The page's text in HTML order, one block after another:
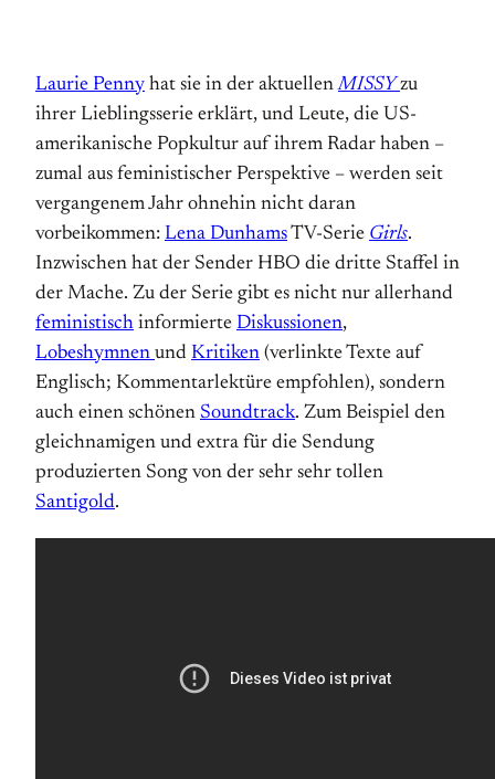
Laurie Penny hat sie in der aktuellenMISSY zu
ihrer Lieblingsserie erklärt, und Leute, die US-
amerikanische Popkultur auf ihrem Radar haben –
zumal aus feministischer Perspektive – werden seit
vergangenem Jahr ohnehin nicht daran
vorbeikommen: Lena DunhamsTV-Serie Girls.
Inzwischen hat der Sender HBO die dritte Staffel in
der Mache. Zu der Serie gibt es nicht nur allerhand
feministisch informierte Diskussionen,
Lobeshymnen und Kritiken (verlinkte Texte auf
Englisch; Kommentarlektüre empfohlen), sondern
auch einen schönen Soundtrack. Zum Beispiel den
gleichnamigen und extra für die Sendung
produzierten Song von der sehr sehr tollen
Santigold.